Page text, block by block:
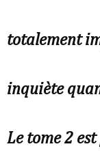
totalement
inquiète
Le tome 2